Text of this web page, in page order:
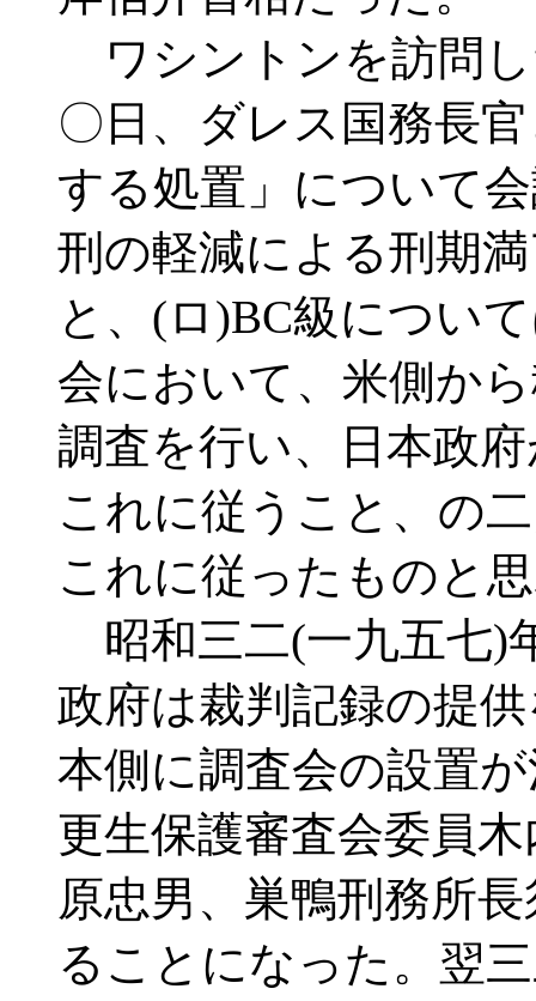
ワシントンを訪問
〇日、ダレス国務長
する処置」について
刑の軽減による刑期
と、(ロ)BC級につい
会において、米側か
調査を行い、日本政
これに従うこと、の
これに従ったものと
昭和三二(一九五七)
政府は裁判記録の提
本側に調査会の設置
更生保護審査会委員
原忠男、巣鴨刑務所
ることになった。翌